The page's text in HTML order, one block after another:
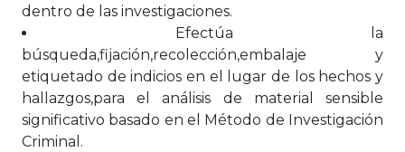
dentro de las investigaciones.
Efectúa la
búsqueda,fijación,recolección,embalaje y
etiquetado de indicios en el lugar de los hechos y
hallazgos,para el análisis de material sensible
significativo basado en el Método de Investigación
Criminal.